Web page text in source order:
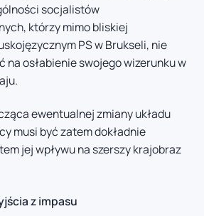
socjalistów
którzy mimo bliskiej
PS w Brukseli, nie
na osłabienie swojego wizerunku w
ewentualnej zmiany układu
musi być zatem dokładnie
jej wpływu na szerszy krajobraz
z impasu